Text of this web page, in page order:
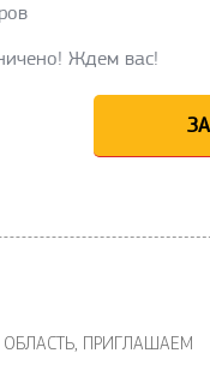
Ждем вас!
ПРИГЛАШАЕМ